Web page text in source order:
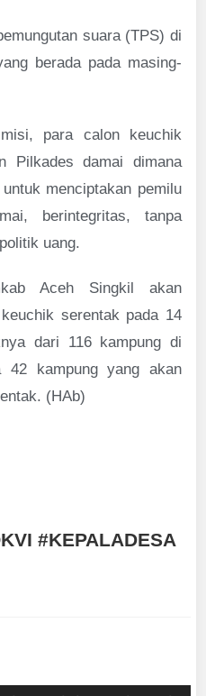
suara (TPS) di
berada pada masing-
para calon keuchik
Pilkades damai dimana
menciptakan pemilu
berintegritas, tanpa
uang.
Aceh Singkil akan
serentak pada 14
dari 116 kampung di
42 kampung yang akan
(HAb)
#KEPALADESA